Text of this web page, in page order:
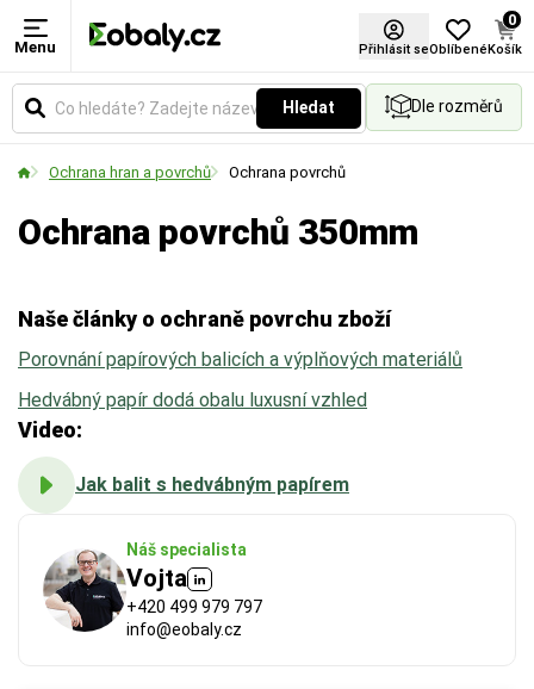
Menu Přihlásit seOblíbené
0
Košík
Hledat Dle rozměrů
Ochrana hran a povrchů Ochrana povrchů
Ochrana povrchů 350mm
Náš specialista
Vojta
+420 499 979 797
info@eobaly.cz
Naše články o ochraně povrchu zboží
Porovnání papírových balicích a výplňových materiálů
Hedvábný papír dodá obalu luxusní vzhled
Video:
Jak balit s hedvábným papírem
Materiál
Zvolte typ materiálu podle požadované pevnosti,
Šířka role (mm)
Udává celkovou šířku role v milimetrech. Vyberte si
palet.
Certifikace FSC®